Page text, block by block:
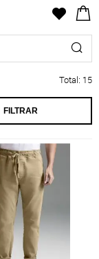
Total: 15
FILTRAR